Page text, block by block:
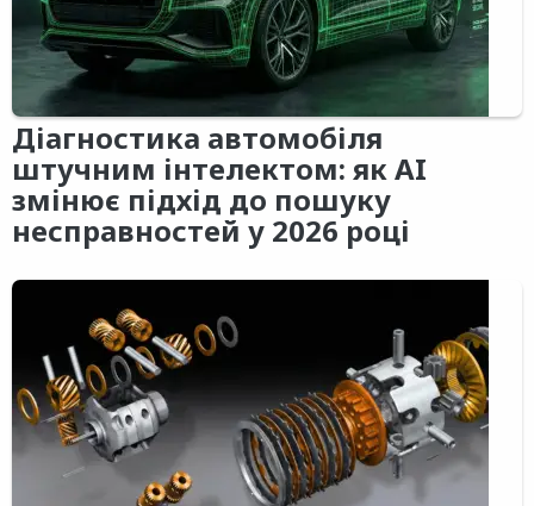
Діагностика автомобіля
штучним інтелектом: як AI
змінює підхід до пошуку
несправностей у 2026 році